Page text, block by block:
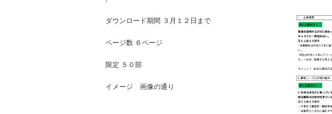
ダウンロード期間 ３月１２日まで
ページ数 ６ページ
限定 ５０部
イメージ 画像の通り